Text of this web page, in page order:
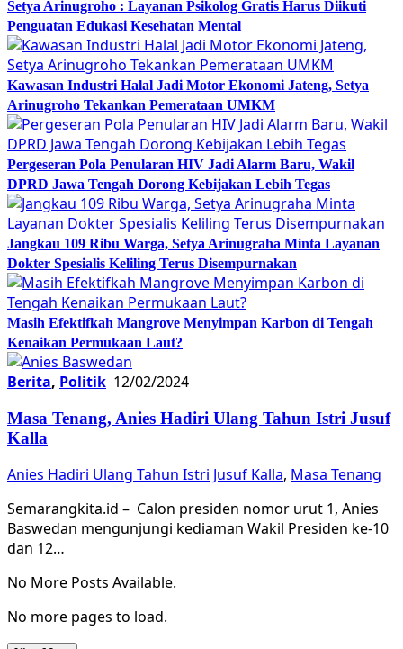
Setya Arinugroho : Layanan Psikolog Gratis Harus Diikuti
Penguatan Edukasi Kesehatan Mental
Kawasan Industri Halal Jadi Motor Ekonomi Jateng, Setya
Arinugroho Tekankan Pemerataan UMKM
Pergeseran Pola Penularan HIV Jadi Alarm Baru, Wakil
DPRD Jawa Tengah Dorong Kebijakan Lebih Tegas
Jangkau 109 Ribu Warga, Setya Arinugraha Minta Layanan
Dokter Spesialis Keliling Terus Disempurnakan
Masih Efektifkah Mangrove Menyimpan Karbon di Tengah
Kenaikan Permukaan Laut?
Berita, Politik 12/02/2024
Masa Tenang, Anies Hadiri Ulang Tahun Istri Jusuf
Kalla
Anies Hadiri Ulang Tahun Istri Jusuf Kalla, Masa Tenang
Semarangkita.id – Calon presiden nomor urut 1, Anies
Baswedan mengunjungi kediaman Wakil Presiden ke-10
dan 12…
No More Posts Available.
No more pages to load.